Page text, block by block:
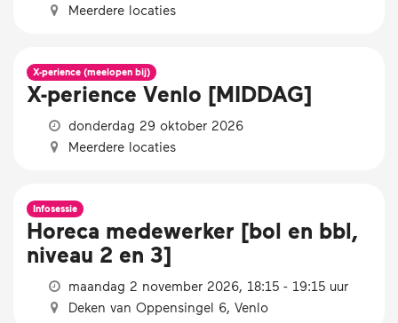
Meerdere locaties
X-perience (meelopen bij)
X-perience Venlo [MIDDAG]
donderdag 29 oktober 2026
Meerdere locaties
Infosessie
Horeca medewerker [bol en bbl,
niveau 2 en 3]
maandag 2 november 2026, 18:15 - 19:15 uur
Deken van Oppensingel 6, Venlo